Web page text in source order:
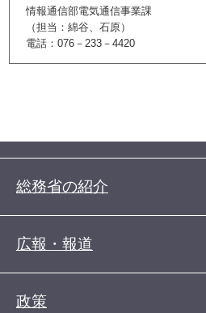
情報通信部電気通信事業課
（担当：綿谷、石原）
電話：076－233－4420
総務省の紹介
広報・報道
政策